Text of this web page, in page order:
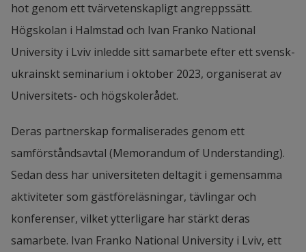
hot genom ett tvärvetenskapligt angreppssätt.
Högskolan i Halmstad och Ivan Franko National
University i Lviv inledde sitt samarbete efter ett svensk-
ukrainskt seminarium i oktober 2023, organiserat av
Universitets- och högskolerådet.
Deras partnerskap formaliserades genom ett
samförståndsavtal (Memorandum of Understanding).
Sedan dess har universiteten deltagit i gemensamma
aktiviteter som gästföreläsningar, tävlingar och
konferenser, vilket ytterligare har stärkt deras
samarbete. Ivan Franko National University i Lviv, ett